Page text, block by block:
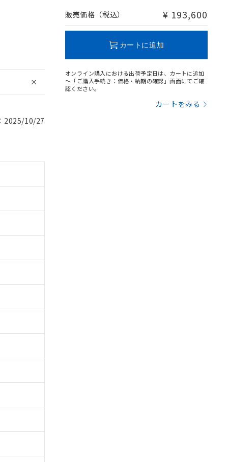
2025/10/27
販売価格（税込） ¥ 193,600
カートに追加
オンライン購入における出荷予定日は、カートに追加
～「ご購入手続き：価格・納期の確認」画面にてご確
認ください。
カートをみる